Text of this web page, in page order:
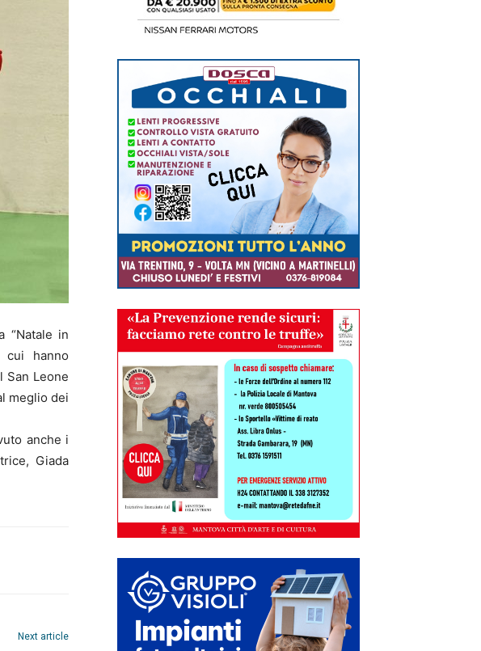
“Natale in
cui hanno
San Leone
meglio dei
anche i
Giada
Next article